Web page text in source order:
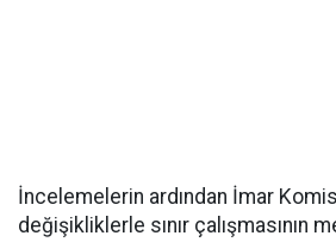
İncelemelerin ardından İmar
değişikliklerle sınır çalışmasının